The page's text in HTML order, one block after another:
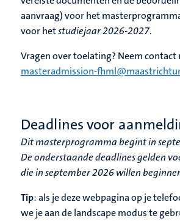
aanvraag) voor het
voor hetstudiejaar 2026-2027.
Vragen over toelating? Neem contact
masteradmission-
Deadlines voor
Dit masterprogramma begint in
De onderstaande deadlines gelden
die in september 2026 willen
Tip: als je deze webpagina op je
we je aan de landscape modus te